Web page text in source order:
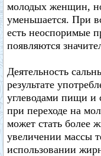
молодых женщин,
уменьшается. При
есть неоспоримые
появляются
Деятельность
результате
углеводами пищи и
при переходе на
может стать более
увеличении массы
использовании